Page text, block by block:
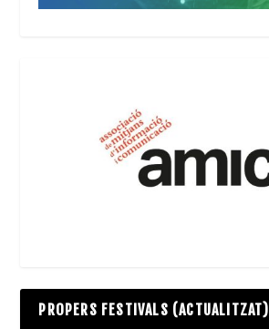
PROPERS FESTIVALS (ACTUALITZAT)